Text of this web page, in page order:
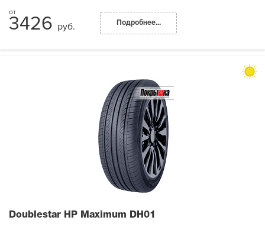
3426 руб. Подробнее...
Doublestar HP Maximum DH01